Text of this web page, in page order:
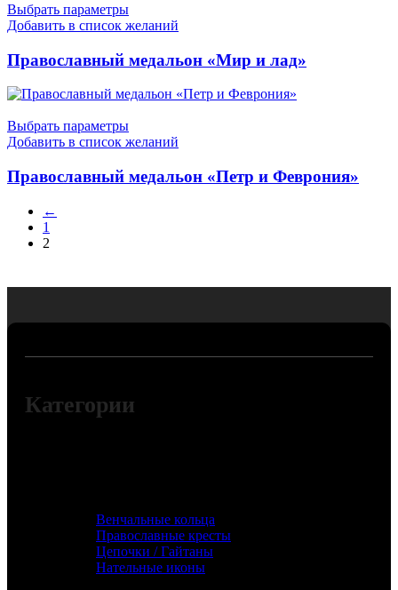
Выбрать параметры
Добавить в список желаний
Православный медальон «Мир и лад»
Выбрать параметры
Добавить в список желаний
Православный медальон «Петр и Феврония»
←
1
2
Категории
Венчальные кольца
Православные кресты
Цепочки / Гайтаны
Нательные иконы